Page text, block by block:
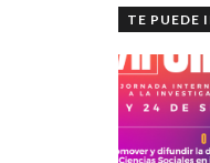
TE PUEDE